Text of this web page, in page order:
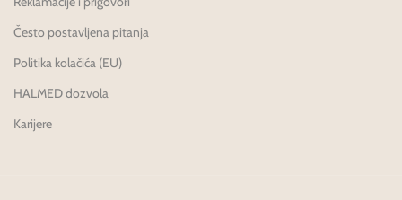
Često postavljena pitanja
Politika kolačića (EU)
HALMED dozvola
Karijere